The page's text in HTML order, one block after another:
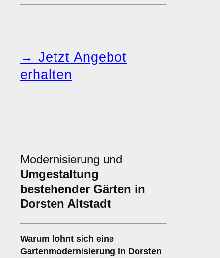
→ Jetzt Angebot
erhalten
Modernisierung und
Umgestaltung
bestehender Gärten in
Dorsten Altstadt
Warum lohnt sich eine
Gartenmodernisierung in Dorsten